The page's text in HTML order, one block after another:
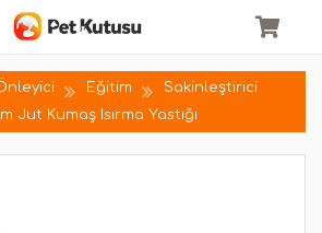
Eğitim
Sakinleştirici
Jut Kumaş Isırma Yastığı